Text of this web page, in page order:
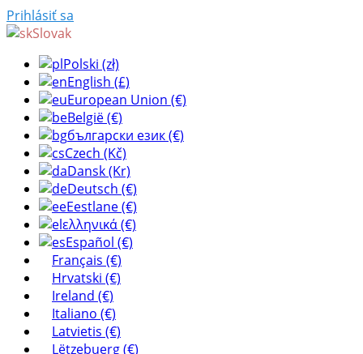
Prihlásiť sa
Slovak
Polski (zł)
English (£)
European Union (€)
België (€)
български език (€)
Czech (Kč)
Dansk (Kr)
Deutsch (€)
Eestlane (€)
ελληνικά (€)
Español (€)
Français (€)
Hrvatski (€)
Ireland (€)
Italiano (€)
Latvietis (€)
Lëtzebuerg (€)